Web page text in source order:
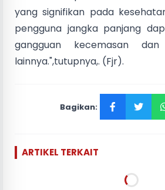
yang signifikan pada
pengguna jangka panjang
gangguan kecemasan
lainnya.",tutupnya,. (Fjr).
Bagikan:
ARTIKEL TERKAIT